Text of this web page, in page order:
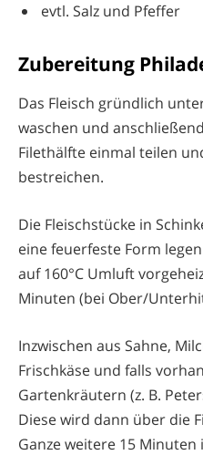
evtl. Salz und Pfeffer
Zubereitung
Das Fleisch gründlich
waschen und
Filethälfte einmal teilen
bestreichen.
Die Fleischstücke in
eine feuerfeste Form
auf 160°C Umluft
Minuten (bei Ober/
Inzwischen aus Sahne,
Frischkäse und falls
Gartenkräutern (z. B.
Diese wird dann über die
Ganze weitere 15 Minuten